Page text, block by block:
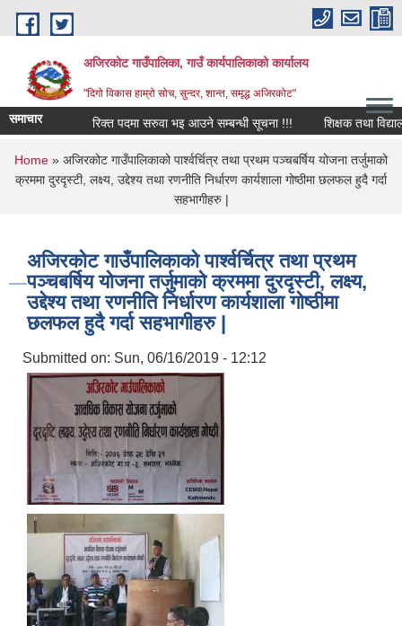
Skip to main content
अजिरकोट गाउँपालिका, गाउँ कार्यपालिकाको कार्यालय
"दिगो विकास हाम्रो सोच, सुन्दर, शान्त, समृद्ध अजिरकोट"
समाचार रिक्त पदमा सरुवा भइ आउने सम्बन्धी सूचना !!! शिक्षक तथा विद्यालय
You are here
Home » अजिरकोट गाउँपालिकाको पार्श्वर्चित्र तथा प्रथम पञ्चबर्षिय योजना तर्जुमाको
क्रममा दुरदृस्टी, लक्ष्य, उद्देश्य तथा रणनीति निर्धारण कार्यशाला गोष्ठीमा छलफल हुदै गर्दा
सहभागीहरु |
अजिरकोट गाउँपालिकाको पार्श्वर्चित्र तथा प्रथम
पञ्चबर्षिय योजना तर्जुमाको क्रममा दुरदृस्टी, लक्ष्य,
उद्देश्य तथा रणनीति निर्धारण कार्यशाला गोष्ठीमा
छलफल हुदै गर्दा सहभागीहरु |
Submitted on: Sun, 06/16/2019 - 12:12